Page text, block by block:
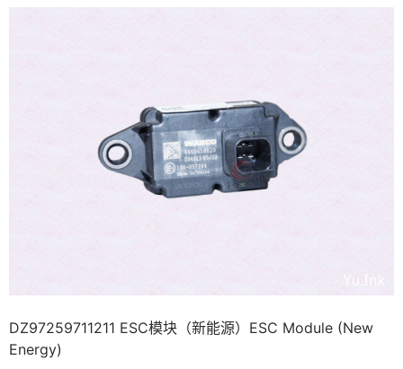
DZ97259711211 ESC模块（新能源）ESC Module (New
Energy)